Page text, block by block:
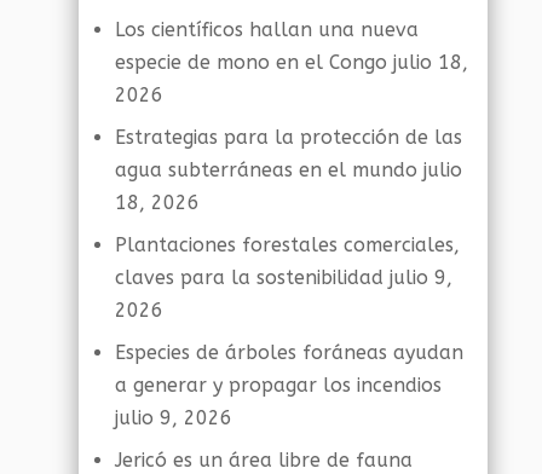
Los científicos hallan una nueva
especie de mono en el Congo julio 18,
2026
Estrategias para la protección de las
agua subterráneas en el mundo julio
18, 2026
Plantaciones forestales comerciales,
claves para la sostenibilidad julio 9,
2026
Especies de árboles foráneas ayudan
a generar y propagar los incendios
julio 9, 2026
Jericó es un área libre de fauna